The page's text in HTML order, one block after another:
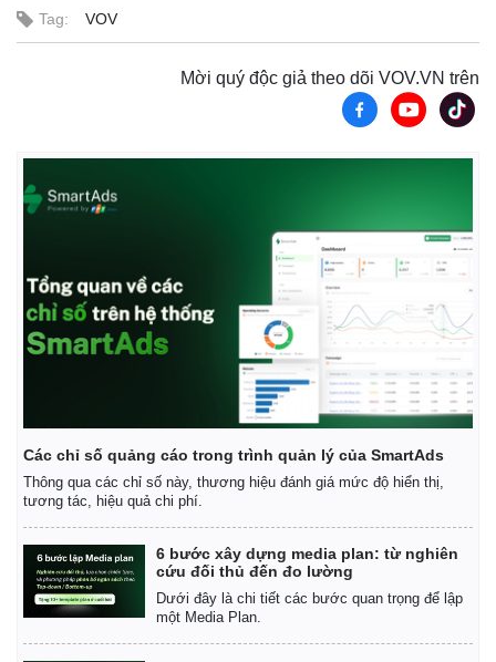
Giá vàng
Tag: VOV
Mời quý độc giả theo dõi VOV.VN trên
Các chỉ số quảng cáo trong trình quản lý của SmartAds
Thông qua các chỉ số này, thương hiệu đánh giá mức độ hiển thị,
tương tác, hiệu quả chi phí.
6 bước xây dựng media plan: từ nghiên
cứu đối thủ đến đo lường
Dưới đây là chi tiết các bước quan trọng để lập
một Media Plan.